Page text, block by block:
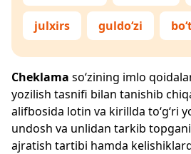
julxirs guldo‘zi
Cheklama so‘zining imlo
yozilish tasnifi bilan tanishib
alifbosida lotin va kirillda to‘g‘ri
undosh va unlidan tarkib topgani
ajratish tartibi hamda